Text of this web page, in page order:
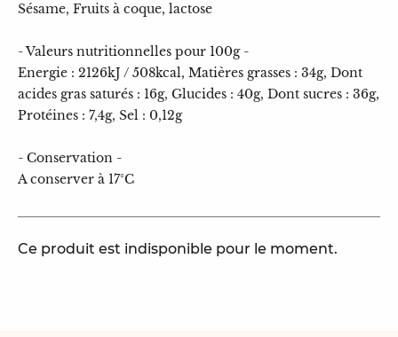
Sésame, Fruits à coque, lactose
- Valeurs nutritionnelles pour 100g -
Energie : 2126kJ / 508kcal, Matières grasses : 34g, Dont
acides gras saturés : 16g, Glucides : 40g, Dont sucres : 36g,
Protéines : 7,4g, Sel : 0,12g
- Conservation -
A conserver à 17°C
Ce produit est indisponible pour le moment.